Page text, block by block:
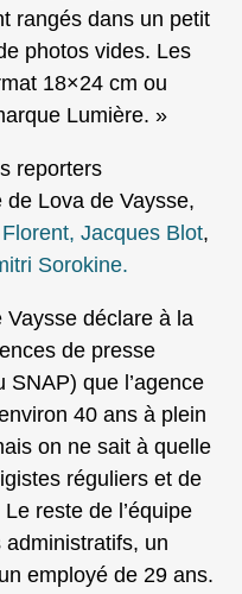
rangés dans un petit
photos vides. Les
18×24 cm ou
Lumière. »
reporters
Lova de Vaysse,
Jacques Blot,
Sorokine.
déclare à la
de presse
SNAP) que l’agence
40 ans à plein
on ne sait à quelle
réguliers et de
Le reste de l’équipe
un
employé de 29 ans.